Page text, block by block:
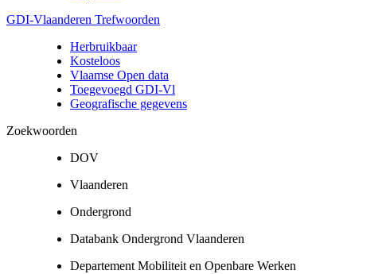
GDI-Vlaanderen Trefwoorden
Herbruikbaar
Kosteloos
Vlaamse Open data
Toegevoegd GDI-Vl
Geografische gegevens
Zoekwoorden
DOV
Vlaanderen
Ondergrond
Databank Ondergrond Vlaanderen
Departement Mobiliteit en Openbare Werken